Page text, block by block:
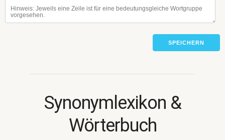
SPEICHERN
Synonymlexikon &
Wörterbuch